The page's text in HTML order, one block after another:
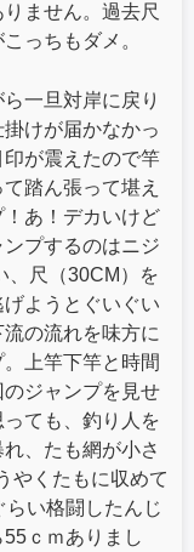
ません。過去尺
っちもダメ。
一旦対岸に戻り
けが届かなかっ
が震えたので竿
踏ん張って堪え
あ！デカいけど
プするのはニジ
、尺（30CM）を
ようとぐいぐい
の流れを味方に
上竿下竿と時間
ジャンプを見せ
ても、釣り人を
、たも網が小さ
やくたもに収めて
い格闘したんじ
ｃｍありまし